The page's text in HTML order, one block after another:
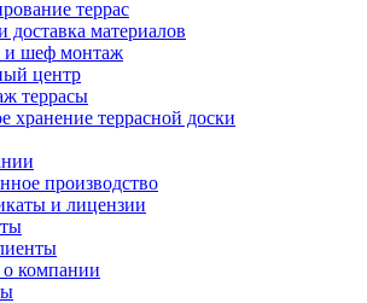
террас
доставка материалов
шеф монтаж
центр
террасы
хранение террасной доски
производство
и лицензии
компании